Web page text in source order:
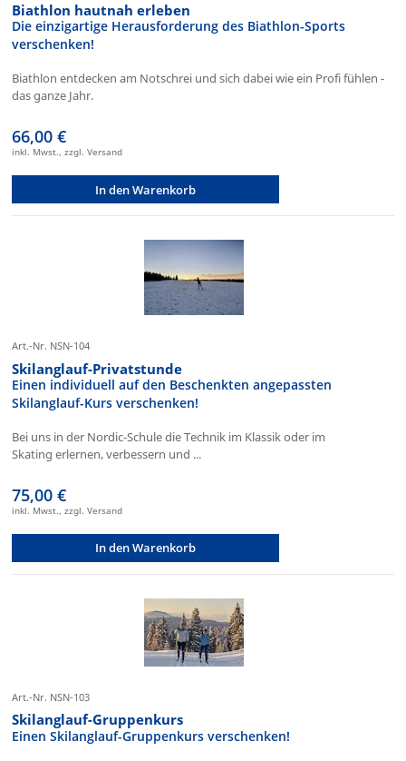
Biathlon hautnah erleben
Die einzigartige Herausforderung des Biathlon-Sports
verschenken!
Biathlon entdecken am Notschrei und sich dabei wie ein Profi fühlen -
das ganze Jahr.
66,00 €
inkl. Mwst., zzgl. Versand
In den Warenkorb
Art.-Nr. NSN-104
Skilanglauf-Privatstunde
Einen individuell auf den Beschenkten angepassten
Skilanglauf-Kurs verschenken!
Bei uns in der Nordic-Schule die Technik im Klassik oder im
Skating erlernen, verbessern und ...
75,00 €
inkl. Mwst., zzgl. Versand
In den Warenkorb
Art.-Nr. NSN-103
Skilanglauf-Gruppenkurs
Einen Skilanglauf-Gruppenkurs verschenken!